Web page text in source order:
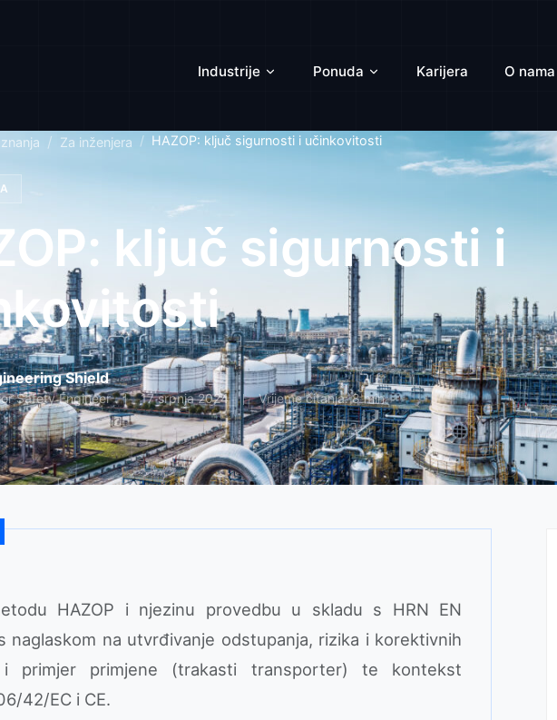
Industrije Ponuda Karijera O nama
Za inženjera HAZOP: ključ sigurnosti i učinkovitosti
ključ sigurnosti i
Shield
Safety Engineer 17 srpnja 2024 Vrijeme čitanja: 8 min
HAZOP i njezinu provedbu u skladu s HRN EN
naglaskom na utvrđivanje odstupanja, rizika i korektivnih
i primjer primjene (trakasti transporter) te kontekst
42/EC i CE.